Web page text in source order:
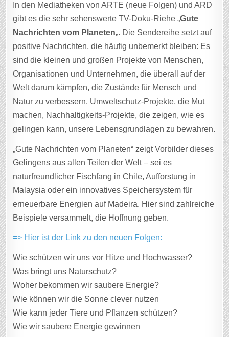
In den Mediatheken von ARTE (neue Folgen) und ARD
gibt es die sehr sehenswerte TV-Doku-Riehe „Gute
Nachrichten vom Planeten„. Die Sendereihe setzt auf
positive Nachrichten, die häufig unbemerkt bleiben: Es
sind die kleinen und großen Projekte von Menschen,
Organisationen und Unternehmen, die überall auf der
Welt darum kämpfen, die Zustände für Mensch und
Natur zu verbessern. Umweltschutz-Projekte, die Mut
machen, Nachhaltigkeits-Projekte, die zeigen, wie es
gelingen kann, unsere Lebensgrundlagen zu bewahren.
„Gute Nachrichten vom Planeten“ zeigt Vorbilder dieses
Gelingens aus allen Teilen der Welt – sei es
naturfreundlicher Fischfang in Chile, Aufforstung in
Malaysia oder ein innovatives Speichersystem für
erneuerbare Energien auf Madeira. Hier sind zahlreiche
Beispiele versammelt, die Hoffnung geben.
=> Hier ist der Link zu den neuen Folgen:
Wie schützen wir uns vor Hitze und Hochwasser?
Was bringt uns Naturschutz?
Woher bekommen wir saubere Energie?
Wie können wir die Sonne clever nutzen
Wie kann jeder Tiere und Pflanzen schützen?
Wie wir saubere Energie gewinnen